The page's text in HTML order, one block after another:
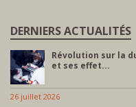
DERNIERS ACTUALITÉS
Révolution sur la
et ses effet...
26 juillet 2026